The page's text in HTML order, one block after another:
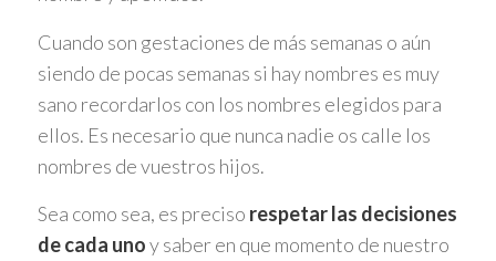
Cuando son gestaciones de más semanas o aún
siendo de pocas semanas si hay nombres es muy
sano recordarlos con los nombres elegidos para
ellos. Es necesario que nunca nadie os calle los
nombres de vuestros hijos.
Sea como sea, es preciso respetar las decisiones
de cada unoy saber en que momento de nuestro